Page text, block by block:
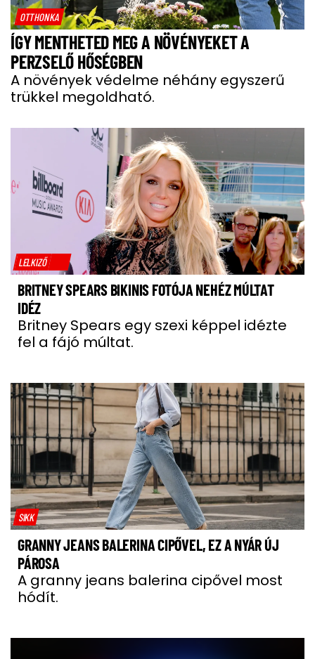
OTTHONKA
ÍGY MENTHETED MEG A NÖVÉNYEKET A
PERZSELŐ HŐSÉGBEN
A növények védelme néhány egyszerű
trükkel megoldható.
LELKIZŐ
BRITNEY SPEARS BIKINIS FOTÓJA NEHÉZ MÚLTAT
IDÉZ
Britney Spears egy szexi képpel idézte
fel a fájó múltat.
SIKK
GRANNY JEANS BALERINA CIPŐVEL, EZ A NYÁR ÚJ
PÁROSA
A granny jeans balerina cipővel most
hódít.